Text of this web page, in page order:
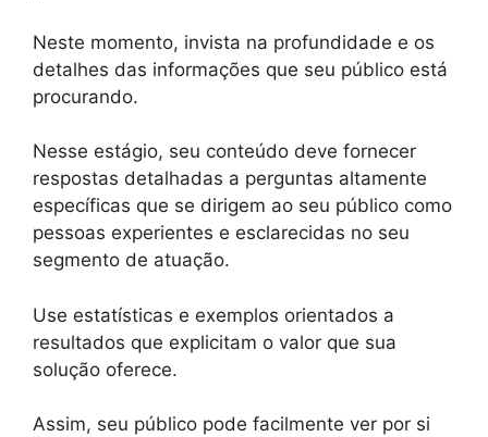
Neste momento, invista na profundidade e os
detalhes das informações que seu público está
procurando.
Nesse estágio, seu conteúdo deve fornecer
respostas detalhadas a perguntas altamente
específicas que se dirigem ao seu público como
pessoas experientes e esclarecidas no seu
segmento de atuação.
Use estatísticas e exemplos orientados a
resultados que explicitam o valor que sua
solução oferece.
Assim, seu público pode facilmente ver por si